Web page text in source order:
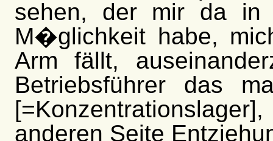
sehen, der mir da
M�glichkeit habe,
Arm fällt,
Betriebsführer das
anderen Seite